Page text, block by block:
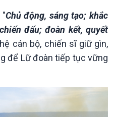
Thế giới
Tin thế giới
Vấn đề quốc tế
Hồ sơ sự kiện quốc tế
"Chủ động, sáng tạo; khắc
đấu; đoàn kết, quyết
cán bộ, chiến sĩ giữ gìn,
để Lữ đoàn tiếp tục vững